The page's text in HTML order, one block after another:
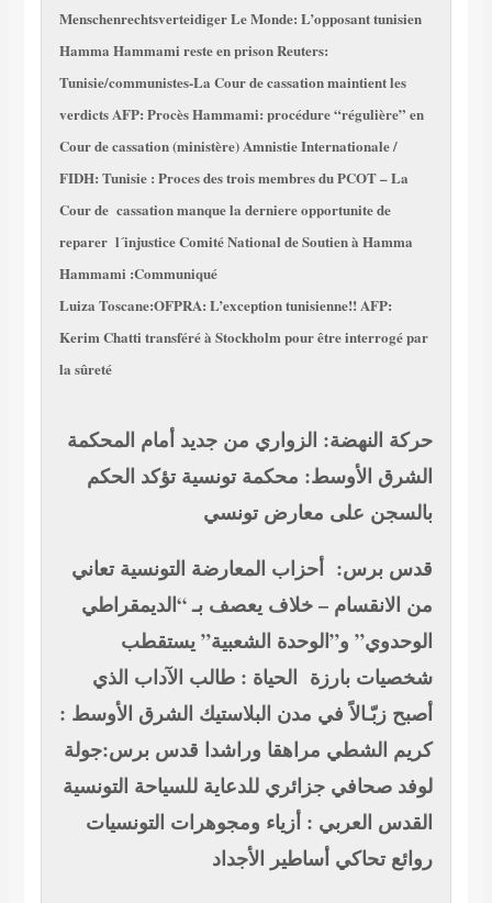
MenschenrechtsverteidigerLe Monde: L’opposant tunisien
Hamma Hammami reste en prisonReuters:
Tunisie/communistes-La Cour de cassation maintient les
verdictsAFP: Procès Hammami: procédure “régulière” en
Cour de cassation (ministère)Amnistie Internationale /
FIDH: Tunisie : Proces des trois membres du PCOT – La
Cour de cassation manque la derniere opportunite de
reparer l´injusticeComité National de Soutien à Hamma
Hammami :Communiqué
Luiza Toscane:OFPRA: L’exception tunisienne!!AFP:
Kerim Chatti transféré à Stockholm pour être interrogé par
la sûreté
حركة النهضة: الزواري من جديد أمام المحكمة
الشرق الأوسط: محكمة تونسية تؤكد الحكم
بالسجن على معارض تونسي
قدس برس: أحزاب المعارضة التونسية تعاني
من الانقسام – خلاف يعصف بـ “الديمقراطي
الوحدوي” و”الوحدة الشعبية” يستقطب
شخصيات بارزة الحياة : طالب الآداب الذي
أصبح زبّـالاً في مدن البلاستيك الشرق الأوسط :
كريم الشطي مراهقا وراشدا قدس برس:جولة
لوفد صحافي جزائري للدعاية للسياحة التونسية
القدس العربي : أزياء ومجوهرات التونسيات
روائع تحاكي أساطير الأجداد